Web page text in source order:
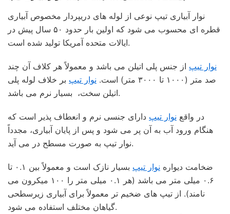
نوار آبیاری تیپ نوعی از لوله های دریپردار مخصوص آبیاری
قطره ای محسوب می شود که اولین بار حدود ۵۰ سال پیش در
ایالات متحده آمریکا تولید شده است.
نوار تیپ از جنس پلی اتیلن می باشد و معمولاً هر کلاف آن چند
صد متر (۱۰۰۰ تا ۳۰۰۰ متر) است.
نوار تیپ بر خلاف لوله پلی
اتیلن سخت، بسیار نرم می باشد.
در واقع نوار تیپ دارای جنسی نرم و انعطاف پذیر است که
هنگام ورود آب به آن پر می شود و پس از پایان آبیاری، مجدداً
نوار تیپ به صورت مسطح در می آید.
ضخامت دیواره نوار تیپ
بسیار نازک است و معمولاً بین ۰.۱ تا
۰.۶ میلی متر می باشد (هر ۰.۱ میلی متر را ۱۰۰ میکرون می
نامند). از تیپ های ضخیم تر معمولاً برای آبیاری زیرسطحی
گیاهان مختلف استفاده می شود.